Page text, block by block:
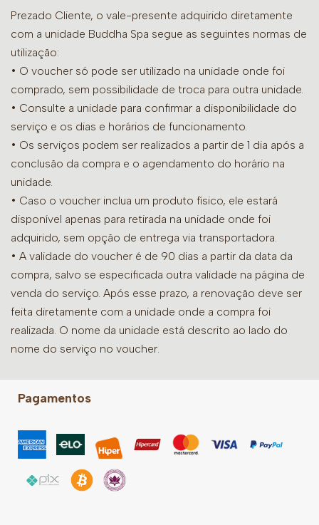
Prezado Cliente, o vale-presente adquirido diretamente
com a unidade Buddha Spa segue as seguintes normas de
utilização:
• O voucher só pode ser utilizado na unidade onde foi
comprado, sem possibilidade de troca para outra unidade.
• Consulte a unidade para confirmar a disponibilidade do
serviço e os dias e horários de funcionamento.
• Os serviços podem ser realizados a partir de 1 dia após a
conclusão da compra e o agendamento do horário na
unidade.
• Caso o voucher inclua um produto físico, ele estará
disponível apenas para retirada na unidade onde foi
adquirido, sem opção de entrega via transportadora.
• A validade do voucher é de 90 dias a partir da data da
compra, salvo se especificada outra validade na página de
venda do serviço. Após esse prazo, a renovação deve ser
feita diretamente com a unidade onde a compra foi
realizada. O nome da unidade está descrito ao lado do
nome do serviço no voucher.
Pagamentos